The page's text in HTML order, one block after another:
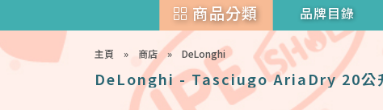
商品分類 品牌目錄
主頁 » 商店» DeLonghi
DeLonghi - Tasciugo AriaDry 20公